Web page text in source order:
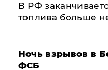
​В РФ
топлива больше
​Ночь взрывов в
ФСБ